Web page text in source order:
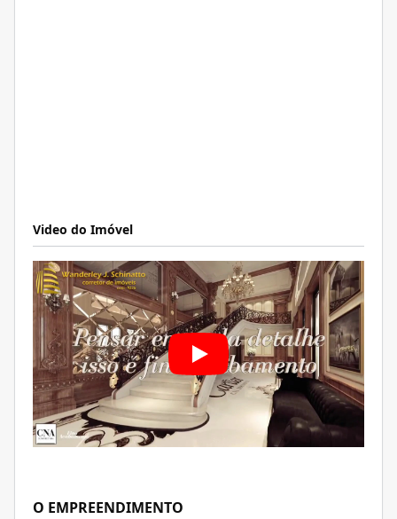
Video do Imóvel
O EMPREENDIMENTO